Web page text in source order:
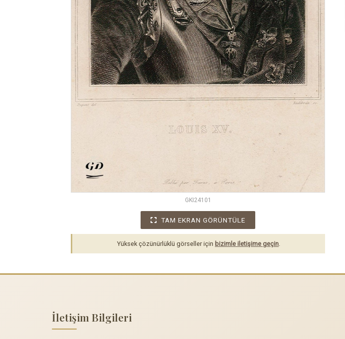
GKI24101
TAM EKRAN GÖRÜNTÜLE
Yüksek çözünürlüklü görseller için bizimle iletişime geçin
İletişim Bilgileri